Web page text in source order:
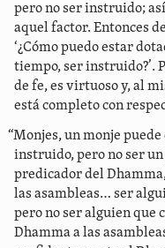
pero no ser instruido;
aquel factor. Entonces
‘¿Cómo puedo estar
tiempo, ser instruido?’.
de fe, es virtuoso y, al
está completo con
“Monjes, un monje
instruido, pero no ser
predicador del
las asambleas… ser
pero no ser alguien que
Dhamma a las